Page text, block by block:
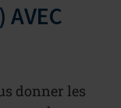
AVEC
donner les